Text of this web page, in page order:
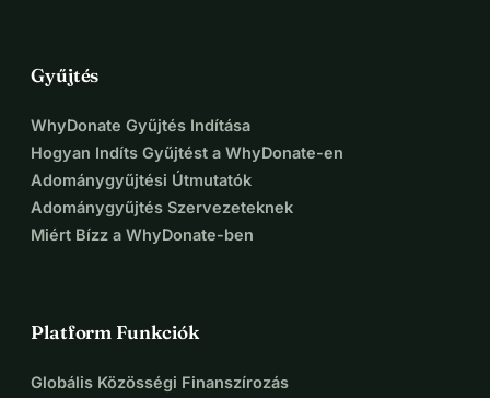
Gyűjtés
WhyDonate Gyűjtés Indítása
Hogyan Indíts Gyűjtést a WhyDonate-en
Adománygyűjtési Útmutatók
Adománygyűjtés Szervezeteknek
Miért Bízz a WhyDonate-ben
Platform Funkciók
Globális Közösségi Finanszírozás